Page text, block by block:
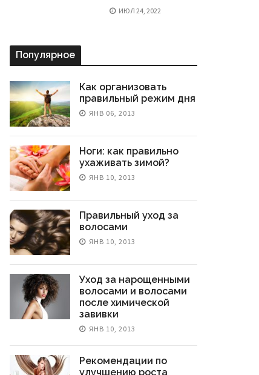
ИЮЛ 24, 2022
Популярное
Как организовать
правильный режим дня
ЯНВ 06, 2013
Ноги: как правильно
ухаживать зимой?
ЯНВ 10, 2013
Правильный уход за
волосами
ЯНВ 10, 2013
Уход за нарощенными
волосами и волосами
после химической
завивки
ЯНВ 10, 2013
Рекомендации по
улучшению роста